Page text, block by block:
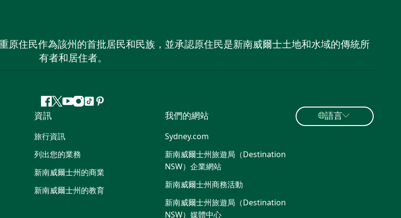
原住民作為該州的首批居民和民族，並承認原住民是新南威爾士土地和水域的傳統所
有者和居住者。
Facebook
嘰
喳
喳
Youtube
Instagram
抖 Pinterest
資訊
旅行資訊
列出您的業務
新南威爾士州的商業
新南威爾士州的教育
我們的網站
Sydney.com
新南威爾士州旅遊局（Destination
NSW）企業網站
新南威爾士州商務活動
新南威爾士州旅遊局（Destination
NSW）媒體中心
語言